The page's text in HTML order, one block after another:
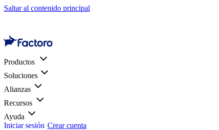
Saltar al contenido principal
Productos
Soluciones
Alianzas
Recursos
Ayuda
Iniciar sesión Crear cuenta